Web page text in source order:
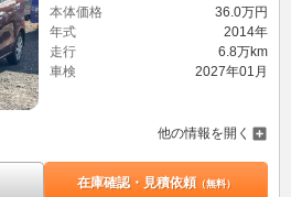
本体価格
36. 0万円
年式
2014年
走行
6.8万km
車検
2027年01月
他の情報を開く
在庫確認・見積依頼（無料）